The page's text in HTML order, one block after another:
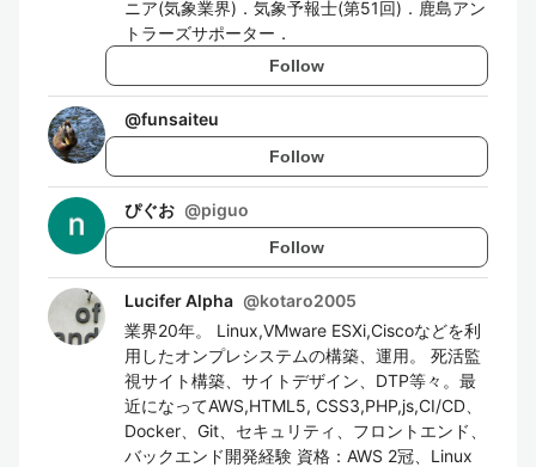
ニア(気象業界)．気象予報士(第51回)．鹿島アン
トラーズサポーター．
Follow
@funsaiteu
Follow
ぴぐお @piguo
Follow
Lucifer Alpha @kotaro2005
業界20年。 Linux,VMware ESXi,Ciscoなどを利
用したオンプレシステムの構築、運用。 死活監
視サイト構築、サイトデザイン、DTP等々。最
近になってAWS,HTML5, CSS3,PHP,js,CI/CD、
Docker、Git、セキュリティ、フロントエンド、
バックエンド開発経験 資格：AWS 2冠、Linux